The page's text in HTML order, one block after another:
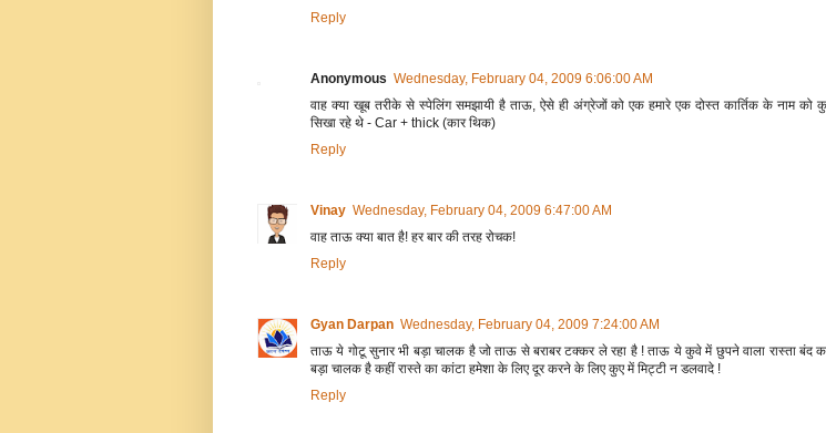
Reply
Anonymous Wednesday, February 04, 2009 6:06:00 AM
वाह क्या खूब तरीके से स्पेलिंग समझायी है ताऊ, ऐसे ही अंग्रेजों को एक हमारे एक दोस्त कार्तिक के नाम को
सिखा रहे थे - Car + thick (कार थिक)
Reply
Vinay Wednesday, February 04, 2009 6:47:00 AM
वाह ताऊ क्या बात है! हर बार की तरह रोचक!
Reply
Gyan Darpan Wednesday, February 04, 2009 7:24:00 AM
ताऊ ये गोटू सुनार भी बड़ा चालक है जो ताऊ से बराबर टक्कर ले रहा है ! ताऊ ये कुवे में छुपने वाला रास्ता बंद
बड़ा चालक है कहीं रास्ते का कांटा हमेशा के लिए दूर करने के लिए कुए में मिट्टी न डलवादे !
Reply